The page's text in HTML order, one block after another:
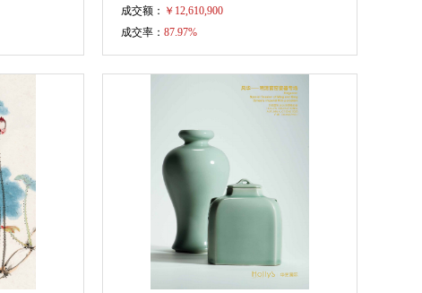
成交额： ￥ 12,610,900
成交率： 87.97%